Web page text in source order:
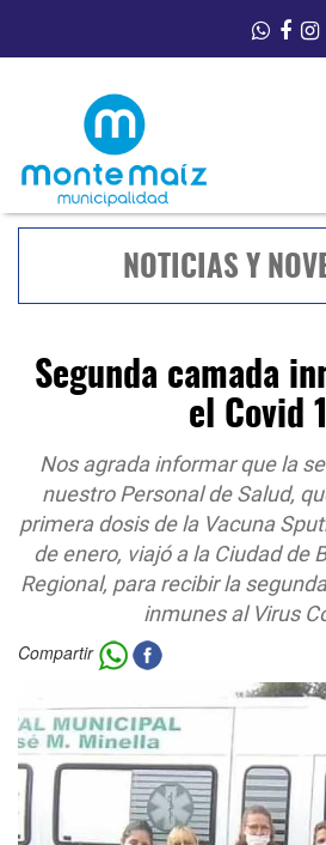
NOTICIAS Y
Segunda camada
el Covid
Nos agrada informar que la
nuestro Personal de Salud,
primera dosis de la Vacuna
de enero, viajó a la Ciudad de
Regional, para recibir la
inmunes al Virus
Compartir